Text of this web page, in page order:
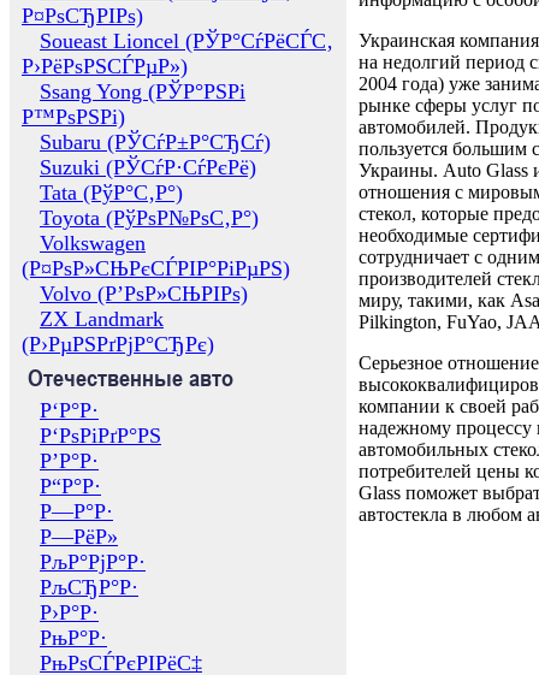
Р¤РѕСЂРІРѕ)
Soueast Lioncel (РЎР°СѓРёСЃС‚
Р›РёРѕРЅСЃРµР»)
Ssang Yong (РЎР°РЅРі
Р™РѕРЅРі)
Subaru (РЎСѓР±Р°СЂСѓ)
Suzuki (РЎСѓР·СѓРєРё)
Tata (РўР°С‚Р°)
Toyota (РўРѕР№РѕС‚Р°)
Volkswagen
(Р¤РѕР»СЊРєСЃРІР°РіРµРЅ)
Volvo (Р’РѕР»СЊРІРѕ)
ZX Landmark
(Р›РµРЅРґРјР°СЂРє)
Отечественные авто
Р‘Р°Р·
Р‘РѕРіРґР°РЅ
Р’Р°Р·
Р“Р°Р·
Р—Р°Р·
Р—РёР»
РљР°РјР°Р·
РљСЂР°Р·
Р›Р°Р·
РњР°Р·
РњРѕСЃРєРІРёС‡
Украинская
на недолгий период
2004 года) уже
рынке сферы услуг
автомобилей.
пользуется большим
Украины. Auto Glass
отношения с
стекол, которые
необходимые
сотрудничает с
производителей
миру, такими, как
Pilkington, FuYao,
Серьезное отношение
компании к своей
надежному процессу
автомобильных
потребителей цены
Glass поможет
автостекла в любом